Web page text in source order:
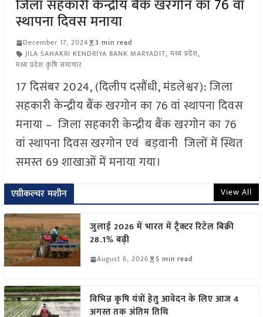
जिला सहकारी केन्द्रीय बैंक खरगोन का 76 वां
स्थापना दिवस मनाया
December 17, 2024
3 min read
JILA SAHAKRI KENDRIYA BANK MARYADIT, मध्य प्रदेश,
मध्य प्रदेश कृषि समाचार
17 दिसंबर 2024, (दिलीप दसौंधी, मंडलेश्वर): जिला
सहकारी केन्द्रीय बैंक खरगोन का 76 वां स्थापना दिवस
मनाया – जिला सहकारी केन्द्रीय बैंक खरगोन का 76
वां स्थापना दिवस खरगोन एवं बड़वानी जिलों में स्थित
समस्त 69 शाखाओं में मनाया गया।
एग्रीकल्चर मशीन View All
जुलाई 2026 में भारत में ट्रैक्टर रिटेल बिक्री
28.1% बढ़ी
August 6, 2026 5 min read
विभिन्न कृषि यंत्रों हेतु आवेदन के लिए आज 4
अगस्त तक अंतिम तिथि